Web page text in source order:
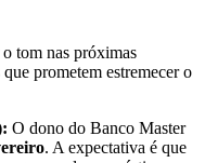
tom nas próximas
prometem estremecer o
O dono do Banco Master
. A expectativa é que